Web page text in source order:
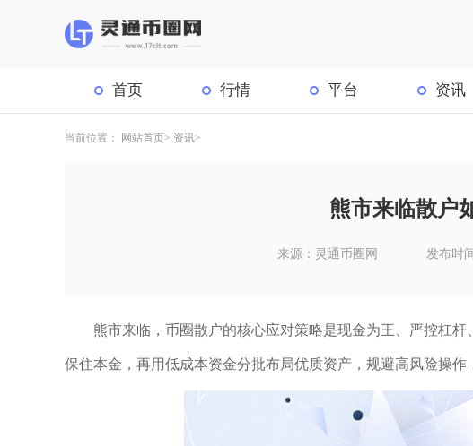
首页 行情 平台 资讯
当前位置： 网站首页 资讯
熊市来临散户
来源：灵通币圈网 发布时
熊市来临，币圈散户的核心应对策略是现金为王、严控杠
保住本金，再用低成本资金分批布局优质资产，规避高风险操作